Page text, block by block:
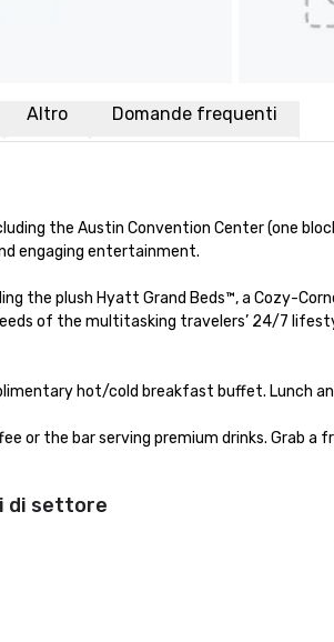
Altro Domande frequenti
the Austin Convention Center (one
engaging entertainment.
the plush Hyatt Grand Beds™, a Cozy-
of the multitasking travelers’ 24/7
hot/cold breakfast buffet. Lunch
the bar serving premium drinks. Grab a
di settore